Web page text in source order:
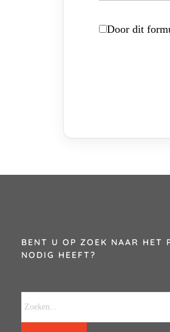
Door dit
BENT U OP ZOEK NAAR HET
NODIG HEEFT?